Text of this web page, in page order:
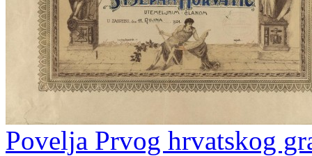
Povelja Prvog hrvatskog